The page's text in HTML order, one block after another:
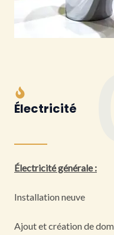
Électricité
Électricité générale :
Installation neuve
Ajout et création de